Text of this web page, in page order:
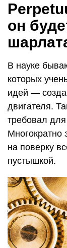
он
В науке
которых
идей —
двигателя.
требовал
Многократно
на поверку
пустышкой.